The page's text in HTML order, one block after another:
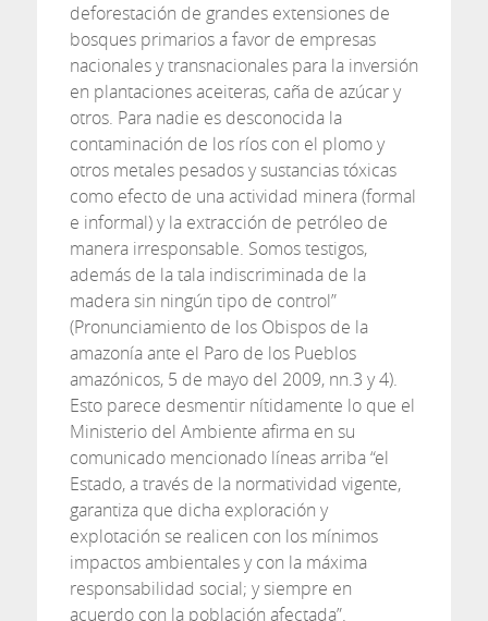
deforestación de grandes extensiones de
bosques primarios a favor de empresas
nacionales y transnacionales para la inversión
en plantaciones aceiteras, caña de azúcar y
otros. Para nadie es desconocida la
contaminación de los ríos con el plomo y
otros metales pesados y sustancias tóxicas
como efecto de una actividad minera (formal
e informal) y la extracción de petróleo de
manera irresponsable. Somos testigos,
además de la tala indiscriminada de la
madera sin ningún tipo de control”
(Pronunciamiento de los Obispos de la
amazonía ante el Paro de los Pueblos
amazónicos, 5 de mayo del 2009, nn.3 y 4).
Esto parece desmentir nítidamente lo que el
Ministerio del Ambiente afirma en su
comunicado mencionado líneas arriba “el
Estado, a través de la normatividad vigente,
garantiza que dicha exploración y
explotación se realicen con los mínimos
impactos ambientales y con la máxima
responsabilidad social; y siempre en
acuerdo con la población afectada”.